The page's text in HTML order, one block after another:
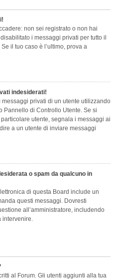
non sei registrato o non hai
i messaggi privati per tutto il
il tuo caso è l’ultimo, prova a
indesiderati!
privati ​​di un utente utilizzando
Pannello di Controllo Utente. Se si
utente, segnala i messaggi ai
a un utente di inviare messaggi
o spam da qualcuno in
di questa Board include un
questi messaggi. Dovresti
all’amministratore, includendo
intervenire.
al Forum. Gli utenti aggiunti alla tua